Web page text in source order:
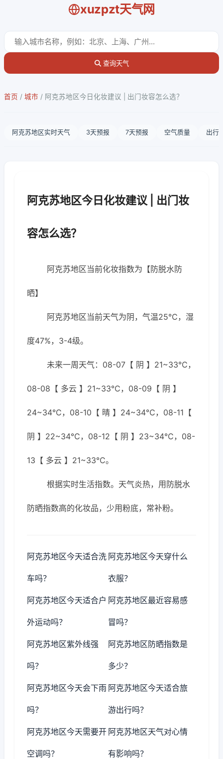
xuzpzt天气网
查询天气
首页 / 城市 / 阿克苏地区今日化妆建议 | 出门妆容怎么选？
阿克苏地区实时天气 3天预报 7天预报 空气质量 出行
阿克苏地区今日化妆建议 | 出门妆
容怎么选？
阿克苏地区当前化妆指数为【防脱水防
晒】
阿克苏地区当前天气为阴，气温25℃，湿
度47%，3-4级。
未来一周天气：08-07【 阴 】21~33℃，
08-08【 多云 】21~33℃，08-09【 阴 】
24~34℃，08-10【 晴 】24~34℃，08-11【
阴 】22~34℃，08-12【 阴 】23~34℃，08-
13【 多云 】21~33℃。
根据实时生活指数。天气炎热，用防脱水
防晒指数高的化妆品，少用粉底，常补粉。
阿克苏地区今天适合洗
车吗？
阿克苏地区今天穿什么
衣服？
阿克苏地区今天适合户
外运动吗？
阿克苏地区最近容易感
冒吗？
阿克苏地区紫外线强
吗？
阿克苏地区防晒指数是
多少？
阿克苏地区今天会下雨
吗？
阿克苏地区今天适合旅
游出行吗？
阿克苏地区今天需要开
空调吗？
阿克苏地区天气对心情
有影响吗？